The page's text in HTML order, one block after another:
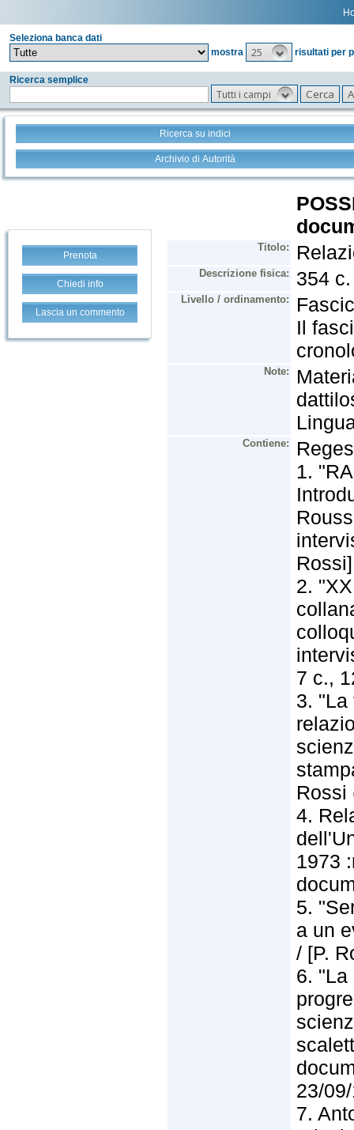
Seleziona banca dati
mostra
25 risultati per
Ricerca semplice
Tutti i campi
Ricerca su indici
Archivio di Autorità
Prenota
Chiedi info
Lascia un commento